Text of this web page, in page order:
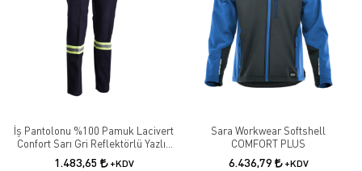
İş Pantolonu %100 Pamuk Lacivert
Confort Sarı Gri Reflektörlü Yazlık
İşçi Pantolonu
1.483,65 +KDV
Sara Workwear Softshell
COMFORT PLUS
6.436,79 +KDV